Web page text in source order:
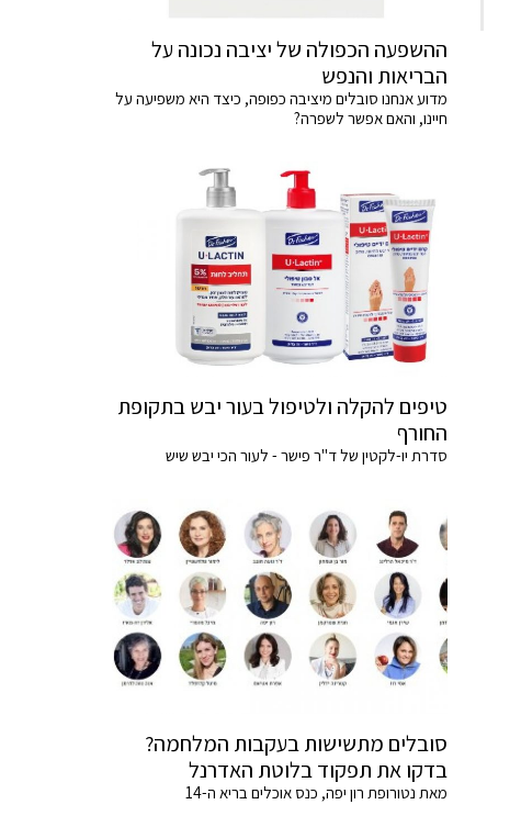
ההשפעה הכפולה של יציבה נכונה על
הבריאות והנפש
מדוע אנחנו סובלים מיציבה כפופה, כיצד היא משפיעה על
חיינו, והאם אפשר לשפרה?
טיפים להקלה ולטיפול בעור יבש בתקופת
החורף
סדרת יו-לקטין של ד"ר פישר - לעור הכי יבש שיש
סובלים מתשישות בעקבות המלחמה?
בדקו את תפקוד בלוטת האדרנל
מאת נטורופת רון יפה, כנס אוכלים בריא ה-14